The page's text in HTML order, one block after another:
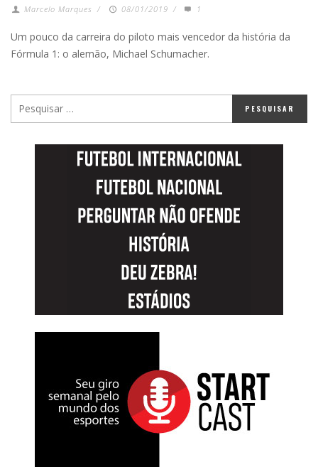
Marcelo Marques / 08/01/2019 / 1
Um pouco da carreira do piloto mais vencedor da história da
Fórmula 1: o alemão, Michael Schumacher.